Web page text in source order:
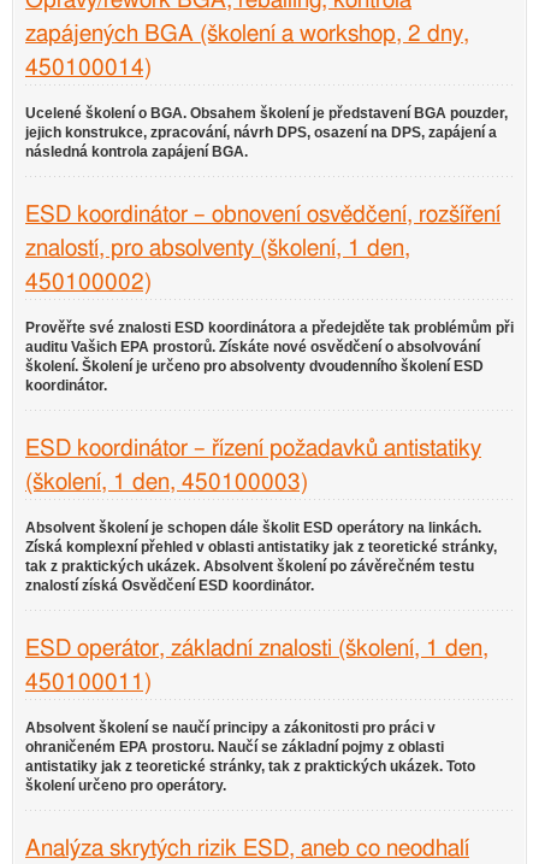
zapájených BGA (školení a workshop, 2 dny,
450100014)
Ucelené školení o BGA. Obsahem školení je představení BGA pouzder,
jejich konstrukce, zpracování, návrh DPS, osazení na DPS, zapájení a
následná kontrola zapájení BGA.
ESD koordinátor – obnovení osvědčení, rozšíření
znalostí, pro absolventy (školení, 1 den,
450100002)
Prověřte své znalosti ESD koordinátora a předejděte tak problémům při
auditu Vašich EPA prostorů. Získáte nové osvědčení o absolvování
školení. Školení je určeno pro absolventy dvoudenního školení ESD
koordinátor.
ESD koordinátor – řízení požadavků antistatiky
(školení, 1 den, 450100003)
Absolvent školení je schopen dále školit ESD operátory na linkách.
Získá komplexní přehled v oblasti antistatiky jak z teoretické stránky,
tak z praktických ukázek. Absolvent školení po závěrečném testu
znalostí získá Osvědčení ESD koordinátor.
ESD operátor, základní znalosti (školení, 1 den,
450100011)
Absolvent školení se naučí principy a zákonitosti pro práci v
ohraničeném EPA prostoru. Naučí se základní pojmy z oblasti
antistatiky jak z teoretické stránky, tak z praktických ukázek. Toto
školení určeno pro operátory.
Analýza skrytých rizik ESD, aneb co neodhalí